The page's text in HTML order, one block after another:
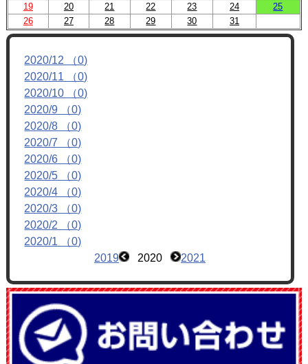
施設紹介
チーム紹介
19
20 21 22 23 24
25
26
27 28 29 30 31
2020/12 （0)
2020/11 （0)
2020/10 （0)
2020/9 （0)
2020/8 （0)
2020/7 （0)
2020/6 （0)
2020/5 （0)
2020/4 （0)
2020/3 （0)
2020/2 （0)
2020/1 （0)
2019
2020 2021